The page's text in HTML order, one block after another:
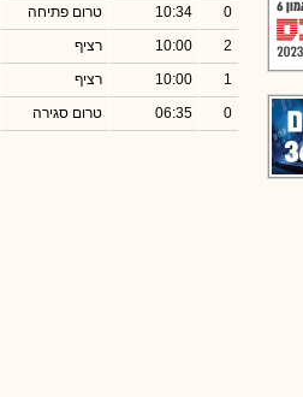
0
10:34 טרום פתיחה
2
10:00 רציף
1
10:00 רציף
0
06:35 טרום סגירה